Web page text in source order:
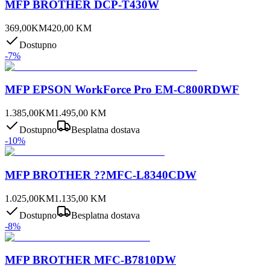
MFP BROTHER DCP-T430W
369,00KM420,00 KM
Dostupno
-7%
MFP EPSON WorkForce Pro EM-C800RDWF
1.385,00KM1.495,00 KM
Dostupno
Besplatna dostava
-10%
MFP BROTHER ??MFC-L8340CDW
1.025,00KM1.135,00 KM
Dostupno
Besplatna dostava
-8%
MFP BROTHER MFC-B7810DW